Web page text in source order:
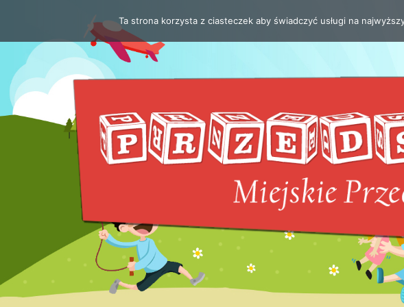
do
treści
Ta strona korzysta z ciasteczek aby świadczyć usługi na